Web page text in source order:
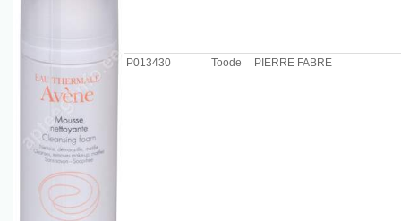
P013430 Toode PIERRE FABRE